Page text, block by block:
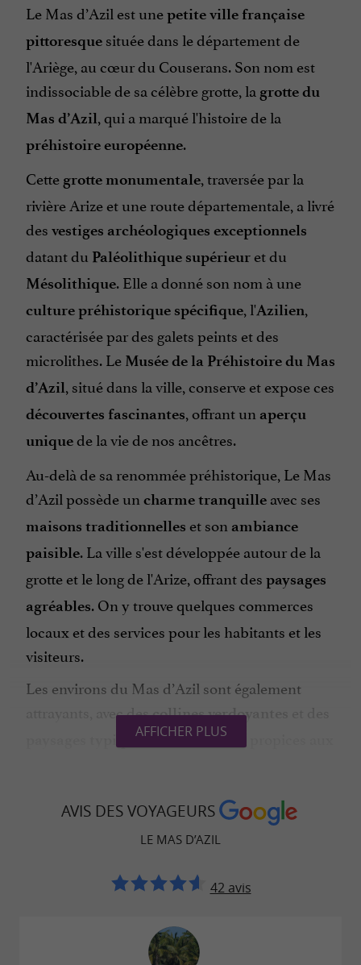
Le Mas d’Azil est unepetite ville française
pittoresque située dans le département de
l'Ariège, au cœur du Couserans. Son nom est
indissociable de sa célèbre grotte, la grotte du
Mas d’Azil, qui a marqué l'histoire de la
préhistoire européenne.
Cette grotte monumentale, traversée par la
rivière Arize et une route départementale, a livré
des vestiges archéologiques exceptionnels
datant du Paléolithique supérieur et du
Mésolithique. Elle a donné son nom à une
culture préhistorique spécifique, l'Azilien,
caractérisée par des galets peints et des
microlithes. Le Musée de la Préhistoire du Mas
d’Azil, situé dans la ville, conserve et expose ces
découvertes fascinantes, offrant un aperçu
uniquede la vie de nos ancêtres.
Au-delà de sa renommée préhistorique, Le Mas
d’Azil possède un charme tranquille avec ses
maisons traditionnelles et son ambiance
paisible. La ville s'est développée autour de la
grotte et le long de l'Arize, offrant des paysages
agréables. On y trouve quelques commerces
locaux et des services pour les habitants et les
visiteurs.
Les environs du Mas d’Azil sont également
attrayants, avec descollines verdoyantes
paysages typiques du Couserans
possibilités depêcheet dedétenteau bord de
AFFICHER PLUS
AVIS DES VOYAGEURS
LE MAS D’AZIL
42 avis